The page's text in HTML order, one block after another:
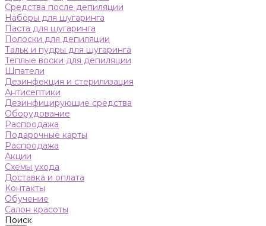
Средства после депиляции
Наборы для шугаринга
Паста для шугаринга
Полоски для депиляции
Тальк и пудры для шугаринга
Теплые воски для депиляции
Шпатели
Дезинфекция и стерилизация
Антисептики
Дезинфицирующие средства
Оборудование
Распродажа
Подарочные карты
Распродажа
Акции
Схемы ухода
Доставка и оплата
Контакты
Обучение
Салон красоты
Поиск